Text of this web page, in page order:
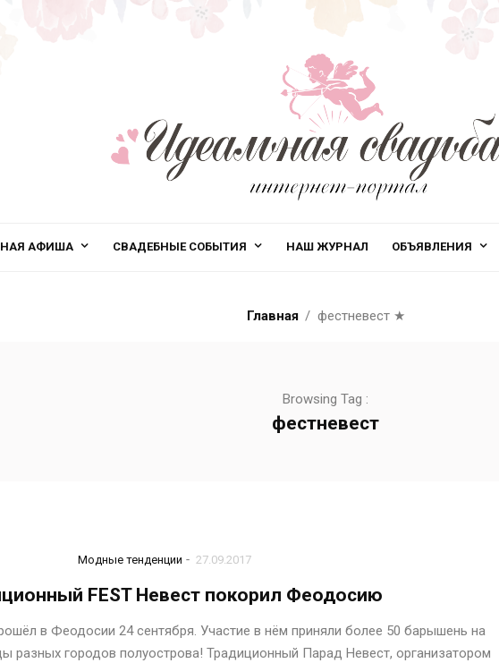
АФИША СВАДЕБНЫЕ СОБЫТИЯ НАШ ЖУРНАЛ ОБЪЯВЛЕНИЯ
Главная фестневест★
Browsing Tag :
фестневест
Модные тенденции - 27.09.2017
FEST Невест покорил Феодосию
в Феодосии 24 сентября. Участие в нём приняли более 50 барышень на
разных городов полуострова! Традиционный Парад Невест, организатором